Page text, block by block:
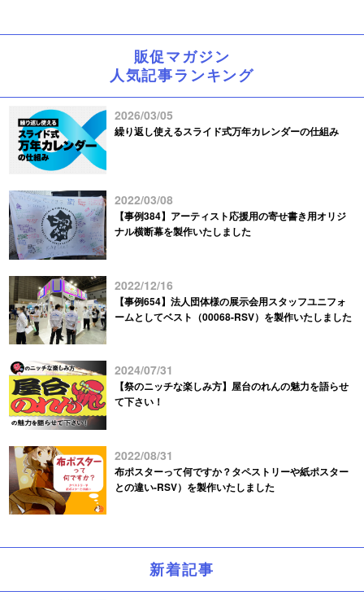
販促マガジン
人気記事ランキング
2026/03/05
繰り返し使えるスライド式万年カレンダーの仕組み
2022/03/08
【事例384】アーティスト応援用の寄せ書き用オリジ
ナル横断幕を製作いたしました
2022/12/16
【事例654】法人団体様の展示会用スタッフユニフォ
ームとしてベスト（00068-RSV）を製作いたしました
2024/07/31
【祭のニッチな楽しみ方】屋台のれんの魅力を語らせ
て下さい！
2022/08/31
布ポスターって何ですか？タペストリーや紙ポスター
との違い-RSV）を製作いたしました
新着記事